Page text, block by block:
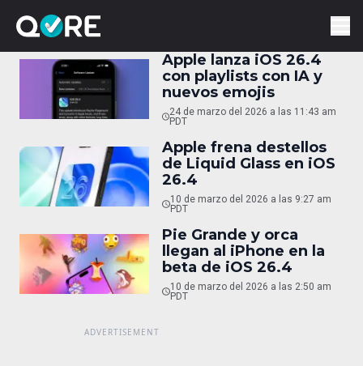
Apple lanza iOS 26.4
con playlists con IA y
nuevos emojis
24 de marzo del 2026 a las 11:43 am
PDT
Apple frena destellos
de Liquid Glass en iOS
26.4
10 de marzo del 2026 a las 9:27 am
PDT
Pie Grande y orca
llegan al iPhone en la
beta de iOS 26.4
10 de marzo del 2026 a las 2:50 am
PDT